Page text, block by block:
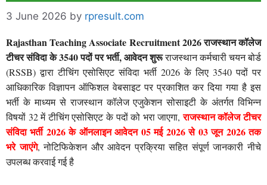
3 June 2026 by rpresult.com
Rajasthan Teaching Associate Recruitment 2026 राजस्थान कॉलेज
टीचर संविदा के 3540 पदों पर भर्ती, आवेदन शुरूराजस्थान कर्मचारी चयन बोर्ड
(RSSB) द्वारा टीचिंग एसोसिएट संविदा भर्ती 2026 के लिए 3540 पदों पर
आधिकारिक विज्ञापन ऑफिशल वेबसाइट पर प्रकाशित कर दिया गया है इस
भर्ती के माध्यम से राजस्थान कॉलेज एजुकेशन सोसाइटी के अंतर्गत विभिन्न
विषयों 32 में टीचिंग एसोसिएट के पदों को भरा जाएगा,राजस्थान कॉलेज टीचर
संविदा भर्ती 2026 के ऑनलाइन आवेदन 05 मई 2026 से 03 जून 2026 तक
भरे जाएंगे, नोटिफिकेशन और आवेदन प्रक्रिया सहित संपूर्ण जानकारी नीचे
उपलब्ध करवाई गई है